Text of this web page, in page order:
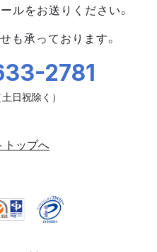
ルをお送りください。
も承っております。
2781
トップへ